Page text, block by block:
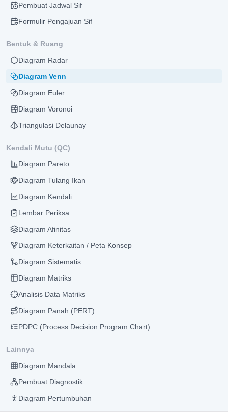
Pembuat Jadwal Sif
Formulir Pengajuan Sif
Bentuk & Ruang
Diagram Radar
Diagram Venn
Diagram Euler
Diagram Voronoi
Triangulasi Delaunay
Kendali Mutu (QC)
Diagram Pareto
Diagram Tulang Ikan
Diagram Kendali
Lembar Periksa
Diagram Afinitas
Diagram Keterkaitan / Peta Konsep
Diagram Sistematis
Diagram Matriks
Analisis Data Matriks
Diagram Panah (PERT)
PDPC (Process Decision Program Chart)
Lainnya
Diagram Mandala
Pembuat Diagnostik
Diagram Pertumbuhan